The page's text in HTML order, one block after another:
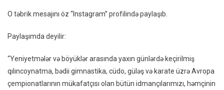
FOTO
O təbrik mesajını öz “Instagram” profilində paylaşıb.
Paylaşımda deyilir:
“Yeniyetmələr və böyüklər arasında yaxın günlərdə keçirilmiş
qılıncoynatma, bədii gimnastika, cüdo, güləş və karate üzrə Avropa
çempionatlarının mükafatçısı olan bütün idmançılarımızı, həmçinin